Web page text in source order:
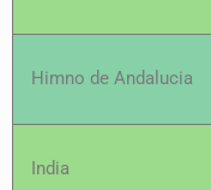
Himno de Andalucia
India